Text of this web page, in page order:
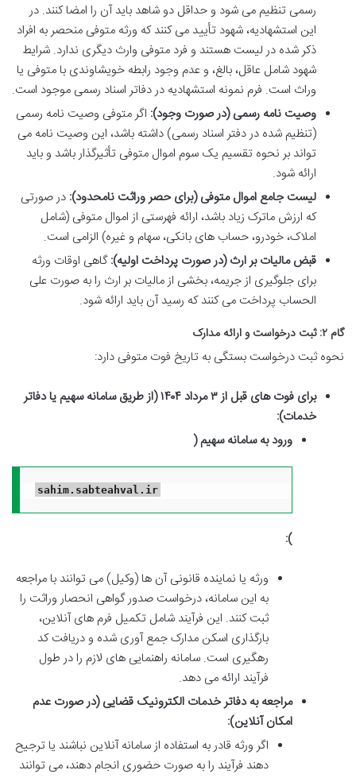
رسمی تنظیم می شود و حداقل دو شاهد باید آن را امضا کنند. در
این استشهادیه، شهود تأیید می کنند که ورثه متوفی منحصر به افراد
ذکر شده در لیست هستند و فرد متوفی وارث دیگری ندارد. شرایط
شهود شامل عاقل، بالغ، و عدم وجود رابطه خویشاوندی با متوفی یا
وراث است. فرم نمونه استشهادیه در دفاتر اسناد رسمی موجود است.
وصیت نامه رسمی (در صورت وجود): اگر متوفی وصیت نامه رسمی
(تنظیم شده در دفتر اسناد رسمی) داشته باشد، این وصیت نامه می
تواند بر نحوه تقسیم یک سوم اموال متوفی تأثیرگذار باشد و باید
ارائه شود.
لیست جامع اموال متوفی (برای حصر وراثت نامحدود): در صورتی
که ارزش ماترک زیاد باشد، ارائه فهرستی از اموال متوفی (شامل
املاک، خودرو، حساب های بانکی، سهام و غیره) الزامی است.
قبض مالیات بر ارث (در صورت پرداخت اولیه):گاهی اوقات ورثه
برای جلوگیری از جریمه، بخشی از مالیات بر ارث را به صورت علی
الحساب پرداخت می کنند که رسید آن باید ارائه شود.
گام ۲: ثبت درخواست و ارائه مدارک
نحوه ثبت درخواست بستگی به تاریخ فوت متوفی دارد:
برای فوت های قبل از ۳ مرداد ۱۴۰۴ (از طریق سامانه سهیم یا دفاتر
خدمات):
ورود به سامانه سهیم (
sahim.sabteahval.ir
):
ورثه یا نماینده قانونی آن ها (وکیل) می توانند با مراجعه
به این سامانه، درخواست صدور گواهی انحصار وراثت را
ثبت کنند. این فرآیند شامل تکمیل فرم های آنلاین،
بارگذاری اسکن مدارک جمع آوری شده و دریافت کد
رهگیری است. سامانه راهنمایی های لازم را در طول
فرآیند ارائه می دهد.
مراجعه به دفاتر خدمات الکترونیک قضایی (در صورت عدم
امکان آنلاین):
اگر ورثه قادر به استفاده از سامانه آنلاین نباشند یا ترجیح
دهند فرآیند را به صورت حضوری انجام دهند، می توانند